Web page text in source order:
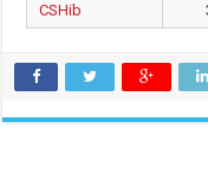
CSHib